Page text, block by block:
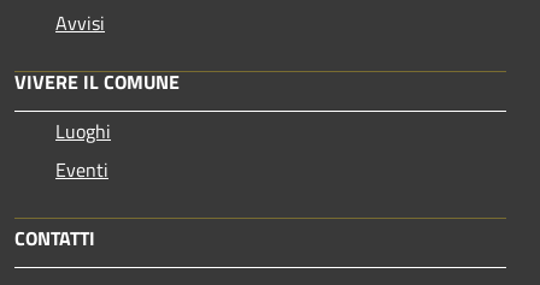
Avvisi
VIVERE IL COMUNE
Luoghi
Eventi
CONTATTI